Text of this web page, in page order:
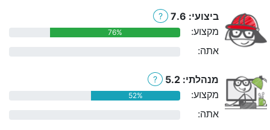
ביצועי: 7.6 ?
מקצוע: 76%
אתה:
מנהלתי: 5.2 ?
מקצוע: 52%
אתה: